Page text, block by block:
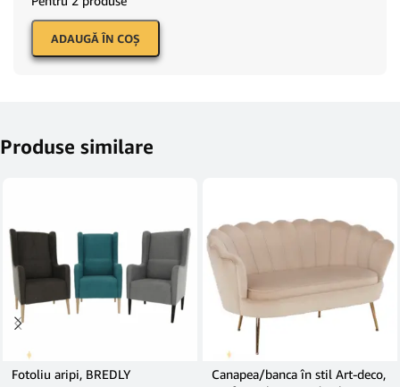
ADAUGĂ ÎN COŞ
Produse similare
Fotoliu aripi, BREDLY
Canapea/banca în stil Art-deco,